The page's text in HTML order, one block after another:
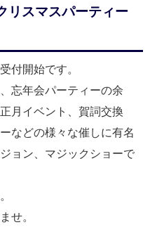
リスマスパーティー
付開始です。
忘年会パーティーの余
月イベント、賀詞交換
などの様々な催しに有名
ョン、マジックショーで
せ。